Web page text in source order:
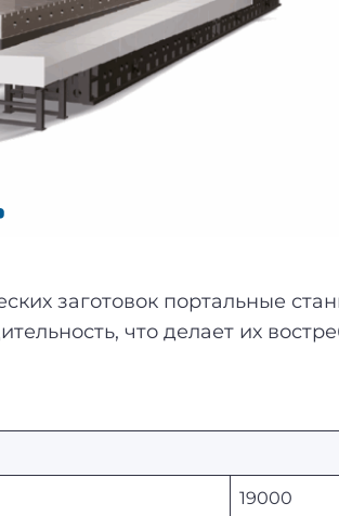
заготовок портальные
что делает их
19000